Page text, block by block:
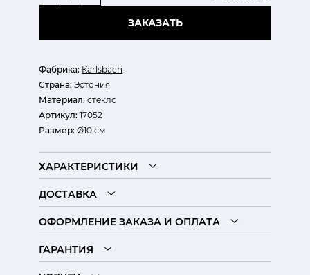
Фабрика: Кarlsbach
Страна: Эстония
Материал: стекло
Артикул: 17052
Размер: Ø10 см
ЗАКАЗАТЬ
ХАРАКТЕРИСТИКИ
ДОСТАВКА
ОФОРМЛЕНИЕ ЗАКАЗА И ОПЛАТА
ГАРАНТИЯ